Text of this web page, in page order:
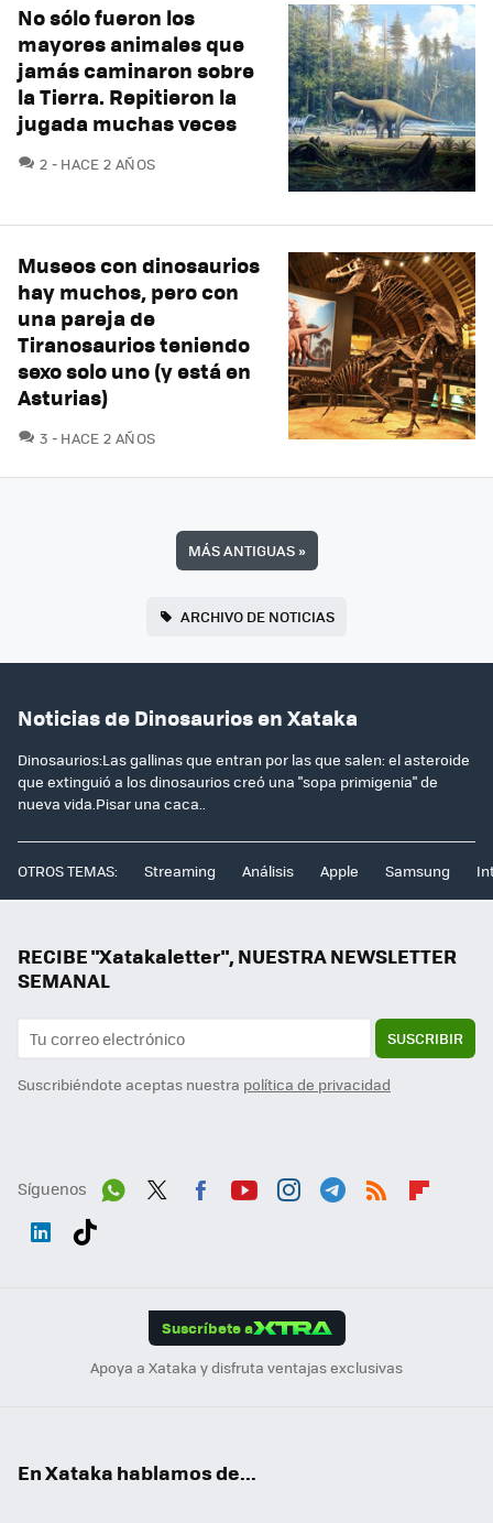
No sólo fueron los
mayores animales que
jamás caminaron sobre
la Tierra. Repitieron la
jugada muchas veces
2 COMENTARIOS
HACE 2 AÑOS
Museos con dinosaurios
hay muchos, pero con
una pareja de
Tiranosaurios teniendo
sexo solo uno (y está en
Asturias)
3 COMENTARIOS
HACE 2 AÑOS
MÁS ANTIGUAS»
ARCHIVO DE NOTICIAS
Noticias de Dinosaurios en Xataka
Dinosaurios:Las gallinas que entran por las que salen: el asteroide
que extinguió a los dinosaurios creó una "sopa primigenia" de
nueva vida.Pisar una caca..
OTROS TEMAS: Streaming Análisis Apple Samsung
RECIBE "Xatakaletter", NUESTRA NEWSLETTER
SEMANAL
SUSCRIBIR
Suscribiéndote aceptas nuestra política de privacidad
Síguenos
Suscríbete a
Apoya a Xataka y disfruta ventajas exclusivas
En Xataka hablamos de...